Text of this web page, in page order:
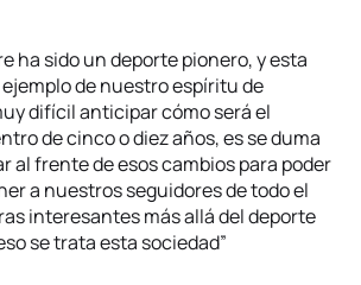
ha sido un deporte pionero, y esta
de nuestro espíritu de
difícil anticipar cómo será el
de cinco o diez años, es se duma
al frente de esos cambios para poder
a nuestros seguidores de todo el
interesantes más allá del deporte
se trata esta sociedad”